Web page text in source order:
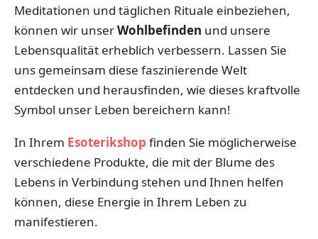
Meditationen und täglichen Rituale einbeziehen,
können wir unserWohlbefinden und unsere
Lebensqualität erheblich verbessern. Lassen Sie
uns gemeinsam diese faszinierende Welt
entdecken und herausfinden, wie dieses kraftvolle
Symbol unser Leben bereichern kann!
In Ihrem Esoterikshop finden Sie möglicherweise
verschiedene Produkte, die mit der Blume des
Lebens in Verbindung stehen und Ihnen helfen
können, diese Energie in Ihrem Leben zu
manifestieren.